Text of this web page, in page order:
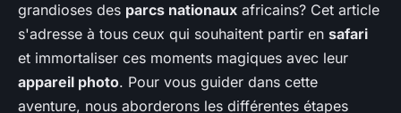
grandioses des parcs nationaux africains? Cet article
s'adresse à tous ceux qui souhaitent partir en safari
et immortaliser ces moments magiques avec leur
appareil photo. Pour vous guider dans cette
aventure, nous aborderons les différentes étapes